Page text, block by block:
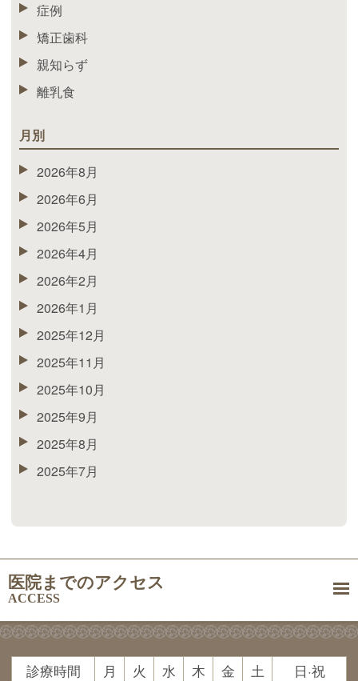
症例
矯正歯科
親知らず
離乳食
月別
2026年8月
2026年6月
2026年5月
2026年4月
2026年2月
2026年1月
2025年12月
2025年11月
2025年10月
2025年9月
2025年8月
2025年7月
医院までのアクセス
ACCESS
診療時間 月 火 水 木 金 土 日·祝